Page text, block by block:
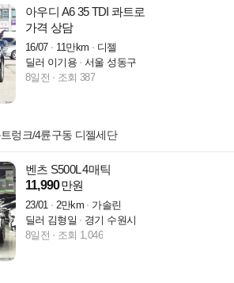
아우디 A6 35 TDI 콰트로
가격 상담
16/07 11만km
디젤
딜러 이기용
서울 성동구
8일전
조회 387
렁크/4륜구동 디젤세단
벤츠 S500L 4매틱
11,990만원
23/01 2만km
가솔린
딜러 김형일
경기 수원시
8일전
조회 1,046